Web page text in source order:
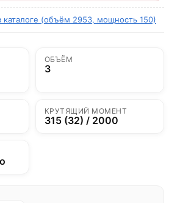
каталоге (объём 2953, мощность 150)
ОБЪЁМ
3
КРУТЯЩИЙ МОМЕНТ
315 (32) / 2000